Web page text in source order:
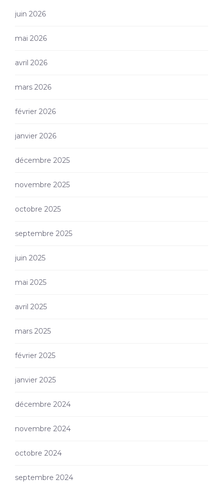
juin 2026
mai 2026
avril 2026
mars 2026
février 2026
janvier 2026
décembre 2025
novembre 2025
octobre 2025
septembre 2025
juin 2025
mai 2025
avril 2025
mars 2025
février 2025
janvier 2025
décembre 2024
novembre 2024
octobre 2024
septembre 2024